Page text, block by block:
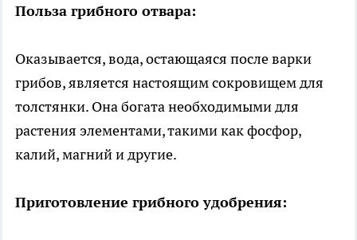
Польза грибного отвара:
Оказывается, вода, остающаяся после варки
грибов, является настоящим сокровищем для
толстянки. Она богата необходимыми для
растения элементами, такими как фосфор,
калий, магний и другие.
Приготовление грибного удобрения: